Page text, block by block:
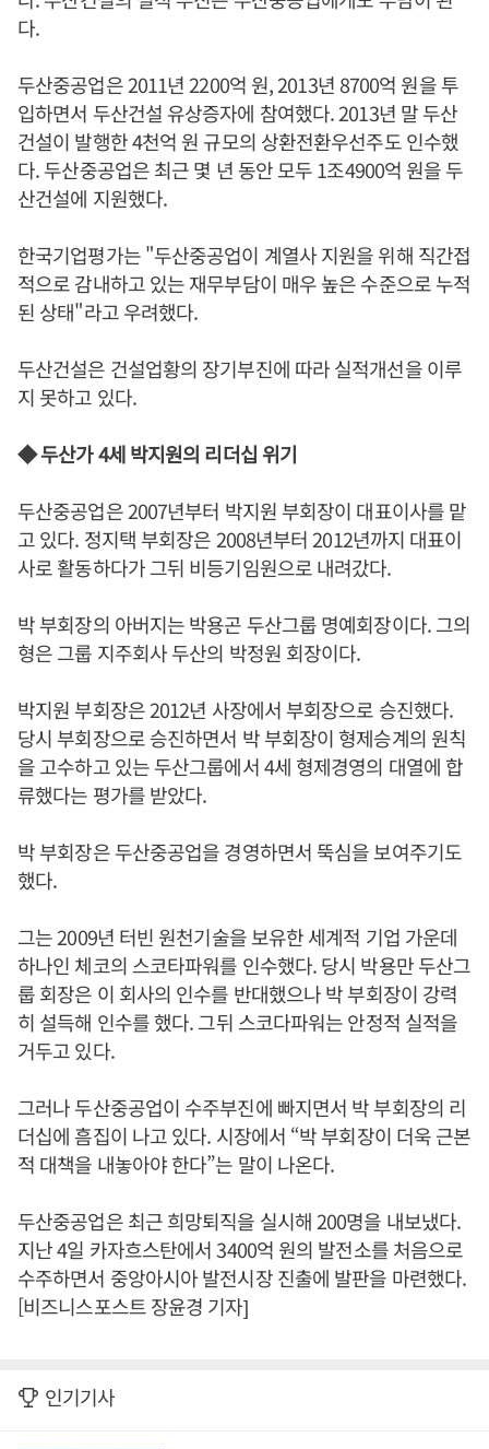
다.
두산중공업은 2011년 2200억 원, 2013년 8700억 원을 투
입하면서 두산건설 유상증자에 참여했다. 2013년 말 두산
건설이 발행한 4천억 원 규모의 상환전환우선주도 인수했
다. 두산중공업은 최근 몇 년 동안 모두 1조4900억 원을 두
산건설에 지원했다.
한국기업평가는 "두산중공업이 계열사 지원을 위해 직간접
적으로 감내하고 있는 재무부담이 매우 높은 수준으로 누적
된 상태"라고 우려했다.
두산건설은 건설업황의 장기부진에 따라 실적개선을 이루
지 못하고 있다.
◆ 두산가 4세 박지원의 리더십 위기
두산중공업은 2007년부터 박지원 부회장이 대표이사를 맡
고 있다. 정지택 부회장은 2008년부터 2012년까지 대표이
사로 활동하다가 그뒤 비등기임원으로 내려갔다.
박 부회장의 아버지는 박용곤 두산그룹 명예회장이다. 그의
형은 그룹 지주회사 두산의 박정원 회장이다.
박지원 부회장은 2012년 사장에서 부회장으로 승진했다.
당시 부회장으로 승진하면서 박 부회장이 형제승계의 원칙
을 고수하고 있는 두산그룹에서 4세 형제경영의 대열에 합
류했다는 평가를 받았다.
박 부회장은 두산중공업을 경영하면서 뚝심을 보여주기도
했다.
그는 2009년 터빈 원천기술을 보유한 세계적 기업 가운데
하나인 체코의 스코타파워를 인수했다. 당시 박용만 두산그
룹 회장은 이 회사의 인수를 반대했으나 박 부회장이 강력
히 설득해 인수를 했다. 그뒤 스코다파워는 안정적 실적을
거두고 있다.
그러나 두산중공업이 수주부진에 빠지면서 박 부회장의 리
더십에 흠집이 나고 있다. 시장에서 “박 부회장이 더욱 근본
적 대책을 내놓아야 한다”는 말이 나온다.
두산중공업은 최근 희망퇴직을 실시해 200명을 내보냈다.
지난 4일 카자흐스탄에서 3400억 원의 발전소를 처음으로
수주하면서 중앙아시아 발전시장 진출에 발판을 마련했다.
[비즈니스포스트 장윤경 기자]
인기기사